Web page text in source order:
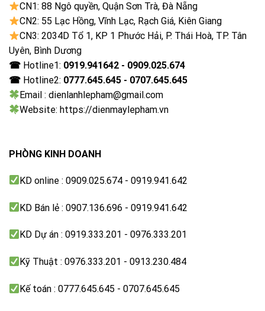
4K Ultra HD – hiển thị sắc nét
Độ phân giải 4K giúp tái hiện hình ảnh chi tiết, nâng
cao trải nghiệm trên màn hình lớn 65 inch.
144Hz Native Refresh Rate – chuyển động siêu
mượt
144Hz Native Refresh Rate – chuyển động siêu mượt
CN1: 88 Ngô quyền, Quận Sơn Trà, Đà Nẵng
CN2: 55 Lạc Hồng, Vĩnh Lạc, Rạch Giá, Kiên Giang
CN3: 2034D Tổ 1, KP 1 Phước Hải, P. Thái Hoà, TP. Tân
Uyên, Bình Dương
☎ Hotline1: 0919.941642 - 0909.025.674
☎ Hotline2: 0777.645.645 - 0707.645.645
Email : dienlanhlepham@gmail.com
Website: https://dienmaylepham.vn
PHÒNG KINH DOANH
KD online : 0909.025.674 - 0919.941.642
KD Bán lẻ : 0907.136.696 - 0919.941.642
KD Dự án : 0919.333.201 - 0976.333.201
Kỹ Thuật : 0976.333.201 - 0913.230.484
Kế toán : 0777.645.645 - 0707.645.645